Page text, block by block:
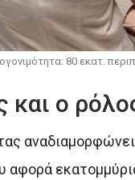
80 εκατ.
ο
αφορά